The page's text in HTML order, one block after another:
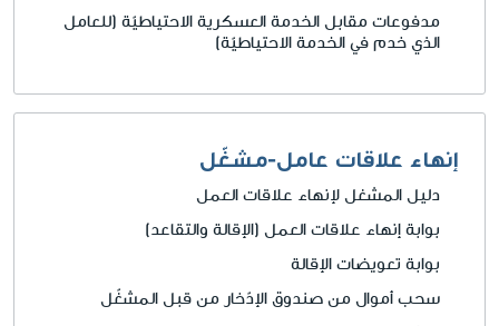
مدفوعات مقابل الخدمة العسكرية الاحتياطيّة (للعامل
الذي خدم في الخدمة الاحتياطيّة)
إنهاء علاقات عامل-مشغّل
دليل المشغل لإنهاء علاقات العمل
بوابة إنهاء علاقات العمل (الإقالة والتقاعد)
بوابة تعويضات الإقالة
سحب أموال من صندوق الإدّخار من قبل المشغّل